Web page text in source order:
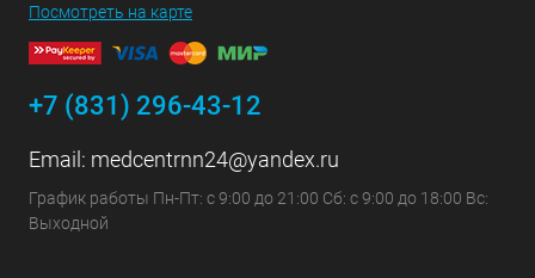
Посмотреть на карте
+7 (831) 296-43-12
Email: medcentrnn24@yandex.ru
График работы Пн-Пт: с 9:00 до 21:00 Сб: с 9:00 до 18:00 Вс:
Выходной